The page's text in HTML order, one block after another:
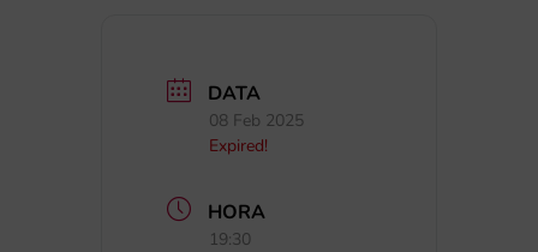
DATA
08 Feb 2025
Expired!
HORA
19:30